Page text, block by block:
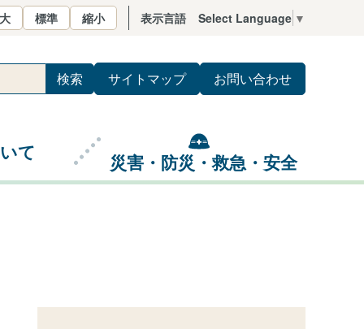
サイトマップ お問い合わせ
て 災害・防災・救急・安全
標準 縮小 表示言語 Select Language ▼